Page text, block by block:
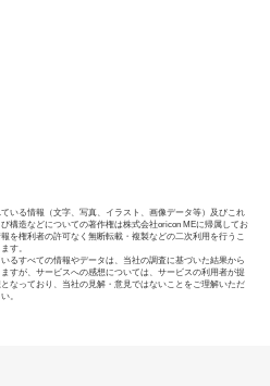
いる情報（文字、写真、イラスト、画像データ等）及びこれ
構造などについての著作権は株式会社oricon MEに帰属してお
を権利者の許可なく無断転載・複製などの二次利用を行うこ
す。
るすべての情報やデータは、当社の調査に基づいた結果から
すが、サービスへの感想については、サービスの利用者が提
なっており、当社の見解・意見ではないことをご理解いただ
。